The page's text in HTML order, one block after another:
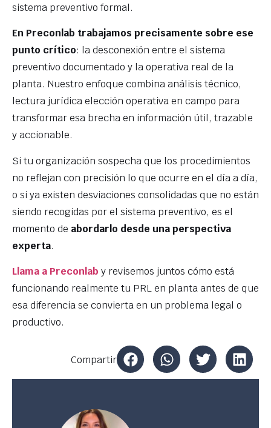
sistema preventivo formal.
En Preconlab trabajamos precisamente sobre ese
punto crítico: la desconexión entre el sistema
preventivo documentado y la operativa real de la
planta. Nuestro enfoque combina análisis técnico,
lectura jurídica elección operativa en campo para
transformar esa brecha en información útil, trazable
y accionable.
Si tu organización sospecha que los procedimientos
no reflejan con precisión lo que ocurre en el día a día,
o si ya existen desviaciones consolidadas que no están
siendo recogidas por el sistema preventivo, es el
momento de abordarlo desde una perspectiva
experta.
Llama a Preconlab y revisemos juntos cómo está
funcionando realmente tu PRL en planta antes de que
esa diferencia se convierta en un problema legal o
productivo.
Compartir